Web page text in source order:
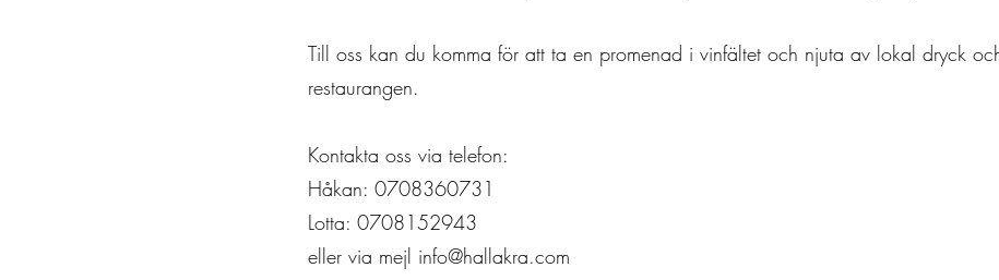
Till oss kan du komma för att ta en promenad i vinfältet och njuta av lokal dryck
restaurangen.
Kontakta oss via telefon:
Håkan: 0708360731
Lotta: 0708152943
eller via mejl info@hallakra.com